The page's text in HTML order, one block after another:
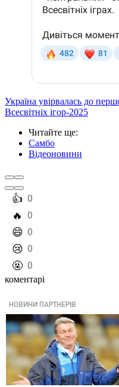
Україна увірвалась до
Всесвітніх ігор-2025
Читайте ще:
Самбо
Відеоновини
️👍 0
️🔥 0
️😄 0
️😢 0
️🤬 0
коментарі